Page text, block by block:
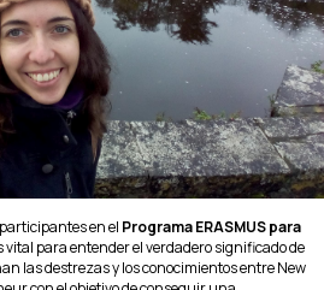
en el Programa ERASMUS para
vital para entender el verdadero significado de
las destrezas y los conocimientos entre New